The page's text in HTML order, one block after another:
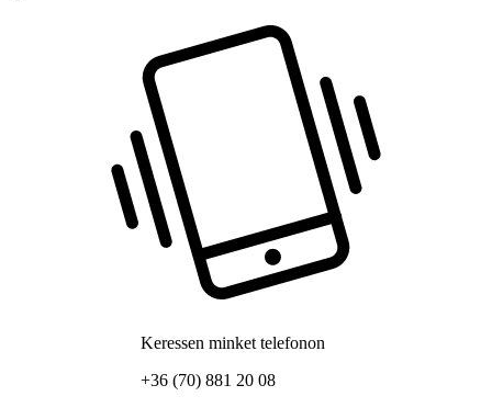
Keressen minket telefonon
+36 (70) 881 20 08